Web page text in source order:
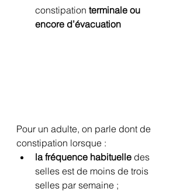
constipation terminale ou
encore d’évacuation
Pour un adulte, on parle dont de
constipation lorsque :
la fréquence habituelle des
selles est de moins de trois
selles par semaine ;